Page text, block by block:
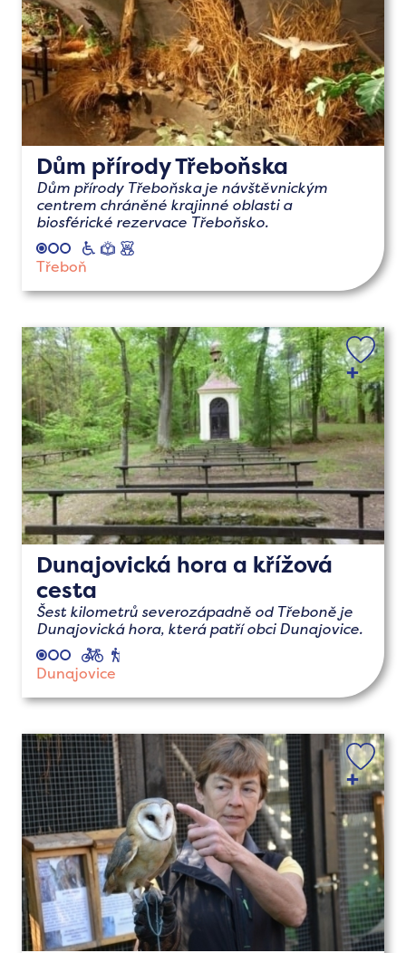
Dům přírody Třeboňska
Dům přírody Třeboňska je návštěvnickým
centrem chráněné krajinné oblasti a
biosférické rezervace Třeboňsko.
vozíčkáři
naučné
Třeboň
Dunajovická hora a křížová
cesta
Šest kilometrů severozápadně od Třeboně je
Dunajovická hora, která patří obci Dunajovice.
cyklo
Dunajovice